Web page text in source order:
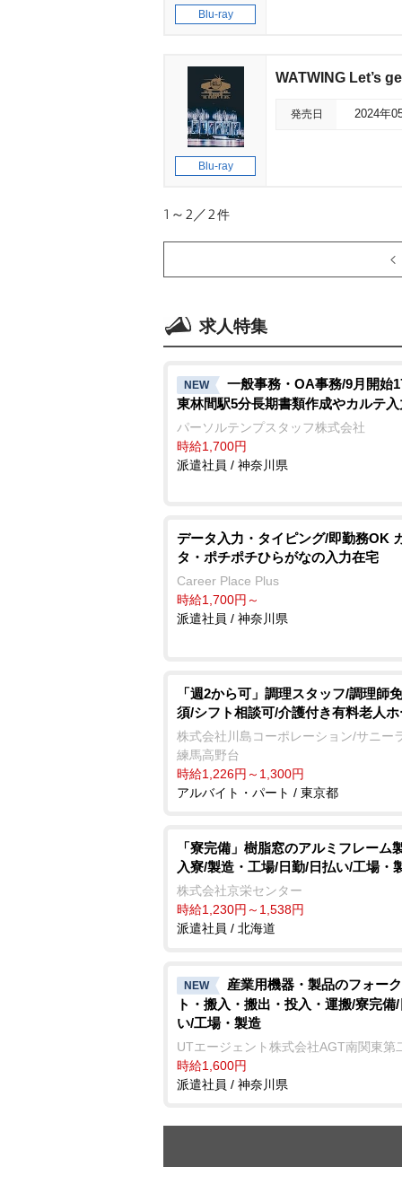
Blu-ray
Blu-ray
WATWING Let’s
発売日 2024年
1～2／2件
求人特集
NEW
一般事務・OA事務/9月開始
東林間駅5分長期書類作成やカルテ入
パーソルテンプスタッフ株式会社
時給1,700円
派遣社員 / 神奈川県
データ入力・タイピング/即勤務OK
タ・ポチポチひらがなの入力在宅
Career Place Plus
時給1,700円～
派遣社員 / 神奈川県
「週2から可」調理スタッフ/調理師
須/シフト相談可/介護付き有料老人
株式会社川島コーポレーション/サニー
練馬高野台
時給1,226円～1,300円
アルバイト・パート / 東京都
「寮完備」樹脂窓のアルミフレーム
入寮/製造・工場/日勤/日払い/工場・
株式会社京栄センター
時給1,230円～1,538円
派遣社員 / 北海道
NEW
産業用機器・製品のフォー
ト・搬入・搬出・投入・運搬/寮完備
い/工場・製造
UTエージェント株式会社AGT南関東第
時給1,600円
派遣社員 / 神奈川県